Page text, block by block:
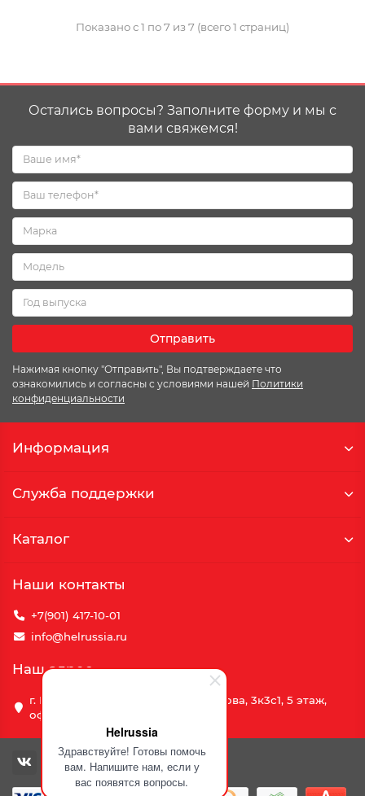
Helrussia
Здравствуйте! Готовы помочь
вам. Напишите нам, если у
вас появятся вопросы.
Показано с 1 по 7 из 7 (всего 1 страниц)
Остались вопросы? Заполните форму и мы с
вами свяжемся!
Отправить
Нажимая кнопку "Отправить", Вы подтверждаете что
ознакомились и согласны с условиями нашей Политики
конфиденциальности
Информация
Служба поддержки
Каталог
Наши контакты
+7(901) 417-10-01
info@helrussia.ru
Наш адрес
г. Москва, улица Василия Петушкова, 3к3c1, 5 этаж,
офис 69